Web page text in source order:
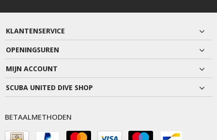
KLANTENSERVICE
OPENINGSUREN
MIJN ACCOUNT
SCUBA UNITED DIVE SHOP
BETAALMETHODEN